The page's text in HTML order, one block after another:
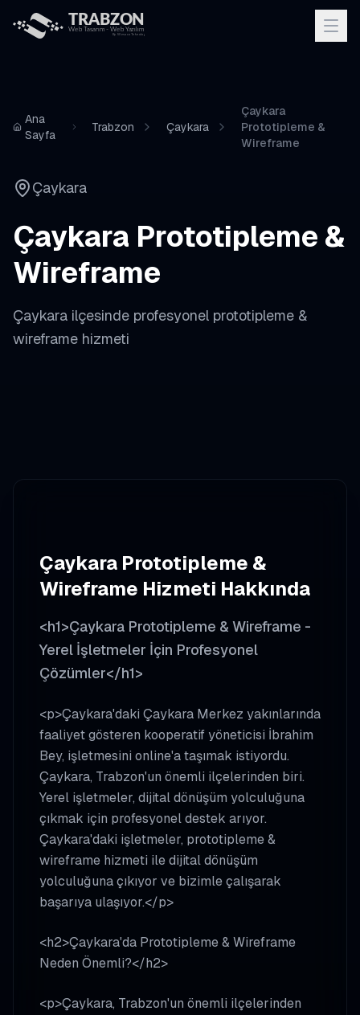
Ana
Sayfa
Trabzon Çaykara
Çaykara
Prototipleme &
Wireframe
Çaykara
Çaykara Prototipleme &
Wireframe
Çaykara ilçesinde profesyonel prototipleme &
wireframe hizmeti
Çaykara Prototipleme &
Wireframe Hizmeti Hakkında
<h1>Çaykara Prototipleme & Wireframe -
Yerel İşletmeler İçin Profesyonel
Çözümler</h1>
<p>Çaykara'daki Çaykara Merkez yakınlarında
faaliyet gösteren kooperatif yöneticisi İbrahim
Bey, işletmesini online'a taşımak istiyordu.
Çaykara, Trabzon'un önemli ilçelerinden biri.
Yerel işletmeler, dijital dönüşüm yolculuğuna
çıkmak için profesyonel destek arıyor.
Çaykara'daki işletmeler, prototipleme &
wireframe hizmeti ile dijital dönüşüm
yolculuğuna çıkıyor ve bizimle çalışarak
başarıya ulaşıyor.</p>
<h2>Çaykara'da Prototipleme & Wireframe
Neden Önemli?</h2>
<p>Çaykara, Trabzon'un önemli ilçelerinden